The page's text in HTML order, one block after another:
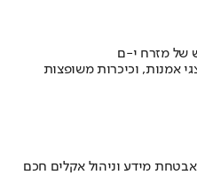
של מזרח י-ם
אמנות, וכיכרות משופצות
מידע וניהול אקלים חכם